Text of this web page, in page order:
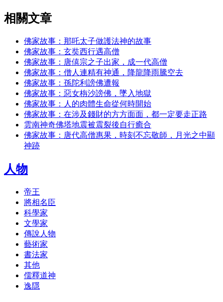
相關文章
佛家故事：那吒太子做護法神的故事
佛家故事：玄奘西行遇高僧
佛家故事：唐僖宗之子出家，成一代高僧
佛家故事：僧人連精有神通，降龍降雨騰空去
佛家故事：孫陀利謗佛遭報
佛家故事：惡女栴沙謗佛，墜入地獄
佛家故事：人的肉體生命從何時開始
佛家故事：在涉及錢財的方方面面，都一定要走正路
雲南神奇佛塔地震被震裂後自行癒合
佛家故事：唐代高僧惠果，時刻不忘敬師，月光之中顯
神跡
人物
帝王
將相名臣
科學家
文學家
傳說人物
藝術家
書法家
其他
儒釋道神
逸隱